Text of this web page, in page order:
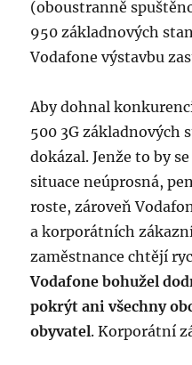
(oboustranně
950 základnových
Vodafone výstavbu
Aby dohnal
500 3G základnových
dokázal. Jenže to by
situace neúprosná,
roste, zároveň
a korporátních
zaměstnance chtějí
Vodafone bohužel
pokrýt ani všechny
obyvatel. Korporátní